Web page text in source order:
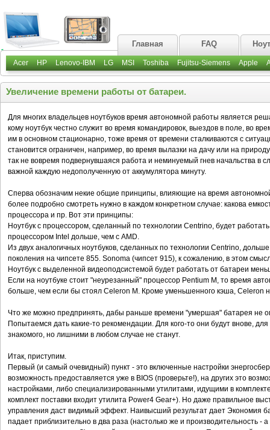
Главная FAQ
Acer HP Lenovo-IBM LG MSI Toshiba Fujitsu-Siemens Apple
Увеличение времени работы от батареи.
Для многих владельцев ноутбуков время автономной работы является
кому ноутбук честно служит во время командировок, выездов в поле, во
им в основном стационарно, тоже время от времени сталкиваются с
становится ограничен, например, во время вылазки на дачу или на
так не вовремя подвернувшаяся работа и неминуемый гнев начальства в
важной каждую недополученную от аккумулятора минуту.
Сперва обозначим некие общие принципы, влияющие на время
более подробно смотреть нужно в каждом конкретном случае: какова
процессора и пр. Вот эти принципы:
Ноутбук с процессором, сделанный по технологии Centrino, будет
процессором Intel дольше, чем с AMD.
Из двух аналогичных ноутбуков, сделанных по технологии Centrino,
поколения на чипсете 855. Sonoma (чипсет 915), к сожалению, в этом
Ноутбук с выделенной видеоподсистемой будет работать от батареи
Если на ноутбуке стоит "неурезанный" процессор Pentium M, то время
больше, чем если бы стоял Celeron M. Кроме уменьшенного кэша, Celeron
Что же можно предпринять, дабы раньше времени "умершая" батарея не
Попытаемся дать какие-то рекомендации. Для кого-то они будут внове,
знакомого, но лишними в любом случае не станут.
Итак, приступим.
Первый (и самый очевидный) пункт - это включенные настройки
возможность предоставляется уже в BIOS (проверьте!), на других это
настройками, либо специализированными утилитами, идущими в
комплект поставки входит утилита Power4 Gear+). Но даже правильное
управления даст видимый эффект. Наивысший результат дает Экономия
падает приблизительно в два раза (настолько же и производительность -